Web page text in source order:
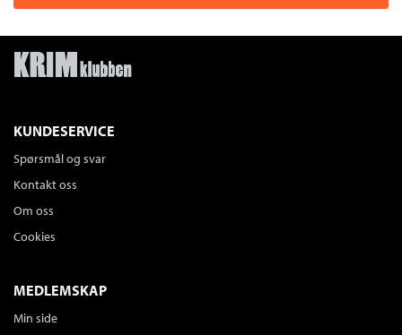
KUNDESERVICE
Spørsmål og svar
Kontakt oss
Om oss
Cookies
MEDLEMSKAP
Min side